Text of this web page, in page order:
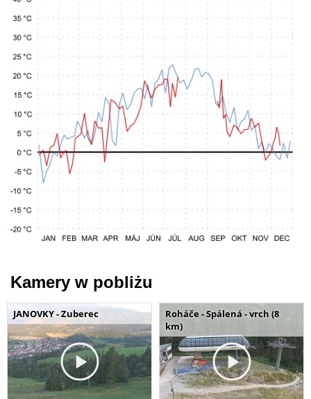
Kamery w pobliżu
JANOVKY - Zuberec
Roháče - Spálená - vrch (8
km)